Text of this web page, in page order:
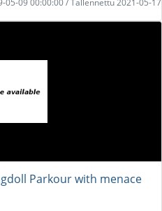
Parkour with menace